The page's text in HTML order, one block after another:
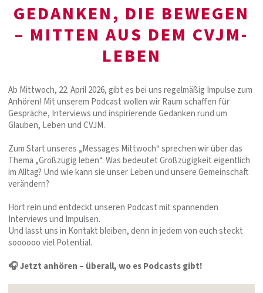
GEDANKEN, DIE BEWEGEN
– MITTEN AUS DEM CVJM-
LEBEN
Ab Mittwoch, 22. April 2026, gibt es bei uns regelmäßig Impulse zum
Anhören! Mit unserem Podcast wollen wir Raum schaffen für
Gespräche, Interviews und inspirierende Gedanken rund um
Glauben, Leben und CVJM.
Zum Start unseres „Messages Mittwoch“ sprechen wir über das
Thema „Großzügig leben“. Was bedeutet Großzügigkeit eigentlich
im Alltag? Und wie kann sie unser Leben und unsere Gemeinschaft
verändern?
Hört rein und entdeckt unseren Podcast mit spannenden
Interviews und Impulsen.
Und lasst uns in Kontakt bleiben, denn in jedem von euch steckt
soooooo viel Potential.
🎧 Jetzt anhören – überall, wo es Podcasts gibt!